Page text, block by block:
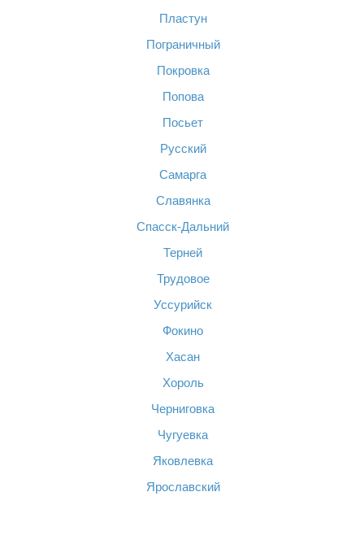
Пластун
Пограничный
Покровка
Попова
Посьет
Русский
Самарга
Славянка
Спасск-Дальний
Терней
Трудовое
Уссурийск
Фокино
Хасан
Хороль
Черниговка
Чугуевка
Яковлевка
Ярославский